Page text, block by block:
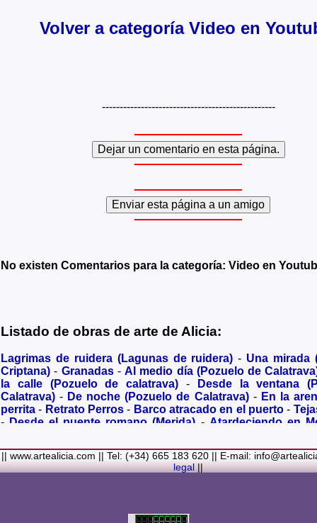
Volver a categoría Video en
-------------------------------------------------
No existen Comentarios para la categoría: Video en
Listado de obras de arte de Alicia:
Lagrimas de ruidera (Lagunas de ruidera) - Una mirada
Criptana) - Granadas-Al medio día (Pozuelo de
la calle (Pozuelo de calatrava) -
Desde la ventana
Calatrava) - De noche (Pozuelo de Calatrava)- En la
perrita - Retrato Perros - Barco atracado en el puerto -
- Desde el puente romano (Merida) - Atardeciendo en
(Bolaños de Calatrava)-Membrillos madurando al sol-
costa-A dormir (Cuadro infantil)-En flor-Ramo de
Familiar-La fuente (La Alhambra de Granada)-Acuarela
Puerta de Ciruela en 1868 (Ciudad
|| www.artealicia.com || Tel: (+34) 665 183 620 || E-mail:
legal||